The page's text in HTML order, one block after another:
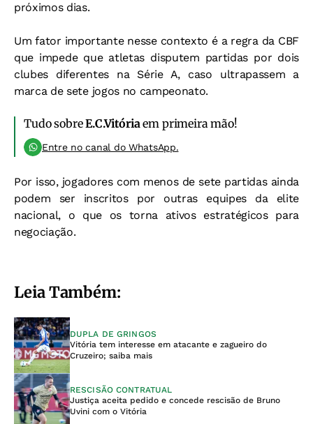
próximos dias.
Um fator importante nesse contexto é a regra da CBF
que impede que atletas disputem partidas por dois
clubes diferentes na Série A, caso ultrapassem a
marca de sete jogos no campeonato.
Tudo sobreE.C.Vitóriaem primeira mão!
Entre no canal do WhatsApp.
Por isso, jogadores com menos de sete partidas ainda
podem ser inscritos por outras equipes da elite
nacional, o que os torna ativos estratégicos para
negociação.
Leia Também:
DUPLA DE GRINGOS
Vitória tem interesse em atacante e zagueiro do
Cruzeiro; saiba mais
RESCISÃO CONTRATUAL
Justiça aceita pedido e concede rescisão de Bruno
Uvini com o Vitória